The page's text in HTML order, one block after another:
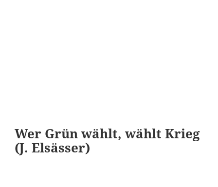
Wer Grün wählt, wählt Krieg
(J. Elsässer)